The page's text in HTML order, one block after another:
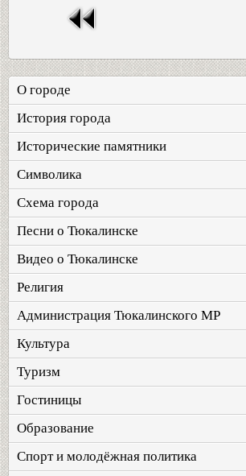
О городе
История города
Исторические памятники
Символика
Схема города
Песни о Тюкалинске
Видео о Тюкалинске
Религия
Администрация Тюкалинского МР
Культура
Туризм
Гостиницы
Образование
Спорт и молодёжная политика